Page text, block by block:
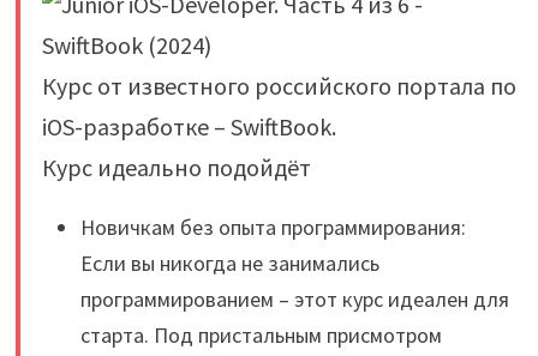
Курс от известного российского портала по
iOS-разработке – SwiftBook.
Курс идеально подойдёт
Новичкам без опыта программирования:
Если вы никогда не занимались
программированием – этот курс идеален для
старта. Под пристальным присмотром